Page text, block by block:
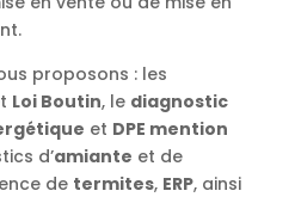
proposons : les
Loi Boutin, le diagnostic
et DPE mention
d’amiante et de
de termites, ERP, ainsi